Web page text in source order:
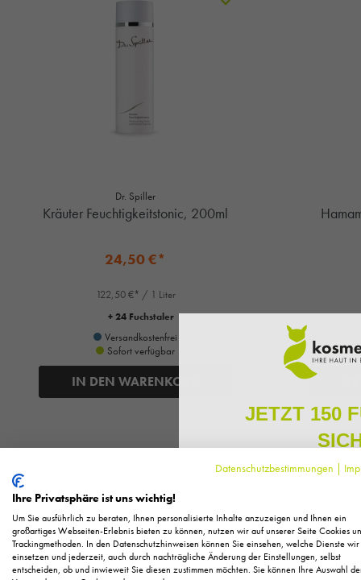
Dr. Spiller
Kräuter Feuchtigkeitstonic, 200ml
24,50 €*
122,50 €* / 1 Liter
+ 24 Fuchstaler
Versandkostenfrei
Sofort verfügbar
IN DEN WARENKORB
Datenschutzbestimmungen |
Ihre Privatsphäre ist uns wichtig!
Um Sie ausführlich zu beraten, Ihnen personalisierte Inhalte anzuzeigen und Ihnen ein
großartiges Webseiten-Erlebnis bieten zu können, nutzen wir auf unserer Seite Cookies
Trackingmethoden. In den Datenschutzhinweisen können Sie einsehen, welche Dienste wir
einsetzen und jederzeit, auch durch nachträgliche Änderung der Einstellungen, selbst
entscheiden, ob und inwieweit Sie diesen zustimmen möchten. Sie können Ihre Auswahl
JETZT 150
Melden Sie sich zu
regelmäßig exklusive
Pflege, neue Produkte
Als kleines Dankeschön für
Ihnen150 Fuchstaler*, die
Einkauf